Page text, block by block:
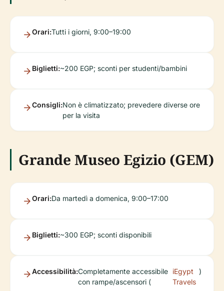
Orari:Tutti i giorni, 9:00–19:00
Biglietti:~200 EGP; sconti per studenti/bambini
Consigli:Non è climatizzato; prevedere diverse ore
per la visita
Grande Museo Egizio (GEM)
Orari:Da martedì a domenica, 9:00–17:00
Biglietti:~300 EGP; sconti disponibili
Accessibilità:Completamente accessibile
con rampe/ascensori (
iEgypt
Travels
)